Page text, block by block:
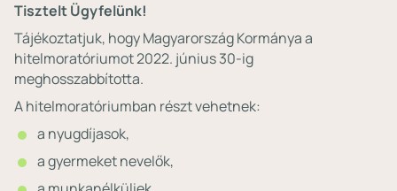
Tisztelt Ügyfelünk!
Tájékoztatjuk, hogy Magyarország Kormánya a
hitelmoratóriumot 2022. június 30-ig
meghosszabbította.
A hitelmoratóriumban részt vehetnek:
a nyugdíjasok,
a gyermeket nevelők,